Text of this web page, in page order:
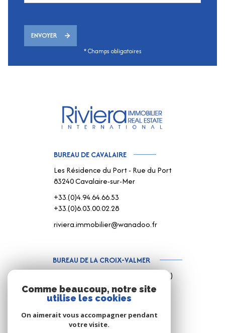
ENVOYER
* Champs obligatoires
BUREAU DE CAVALAIRE
Les Résidence du Port - Rue du Port
83240 Cavalaire-sur-Mer
+33.(0)4.94.64.66.53
+33.(0)6.03.00.02.28
riviera.immobilier@wanadoo.fr
BUREAU DE LA CROIX-VALMER
187 Rue Louis Martin ( Rue centrale )
83420 La Croix-Valmer
+33.(0)4.94.79.59.18
+33.(0)6.15.75.38.65
info@rivimo.com
Comme beaucoup, notre site
utilise les cookies
On aimerait vous accompagner pendant
votre visite.